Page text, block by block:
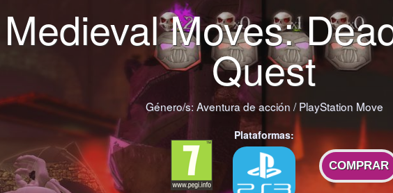
Medieval Moves:
Quest
Género/s: Aventura de acción /PlayStation Move
Plataformas:
COMPRAR